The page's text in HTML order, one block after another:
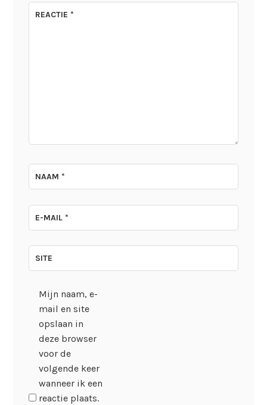
REACTIE*
NAAM*
E-MAIL*
SITE
Mijn naam, e-
mail en site
opslaan in
deze browser
voor de
volgende keer
wanneer ik een
reactie plaats.